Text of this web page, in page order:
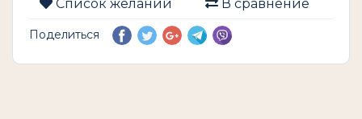
Список желаний В сравнение
Поделиться